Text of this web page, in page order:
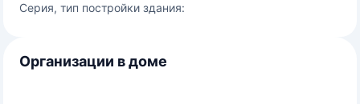
Серия, тип постройки здания:
Организации в доме